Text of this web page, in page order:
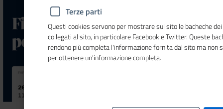
Terze parti
Questi cookies servono per mostrare sul sito le bacheche
collegati al sito, in particolare Facebook e Twitter. Queste
rendono più completa l'informazione fornita dal sito ma non
per ottenere un'informazione completa.